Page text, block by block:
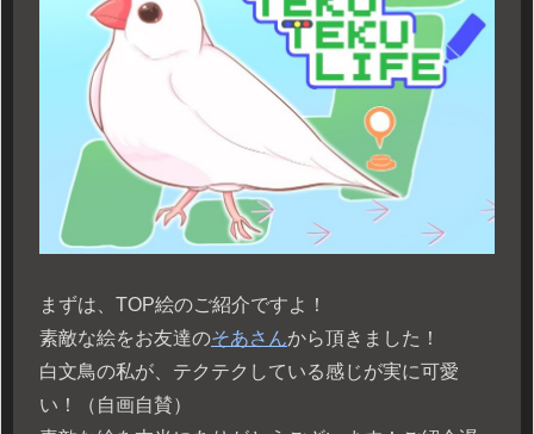
まずは、TOP絵のご紹介ですよ！
素敵な絵をお友達のそあさんから頂きました！
白文鳥の私が、テクテクしている感じが実に可愛
い！（自画自賛）